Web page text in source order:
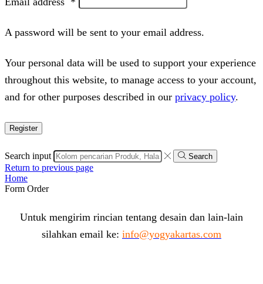
A password will be sent to your email address.
Your personal data will be used to support your experience
throughout this website, to manage access to your account,
and for other purposes described in our privacy policy.
Register
Search input Search
Return to previous page
Home
Form Order
Untuk mengirim rincian tentang desain dan lain-lain
silahkan email ke: info@yogyakartas.com